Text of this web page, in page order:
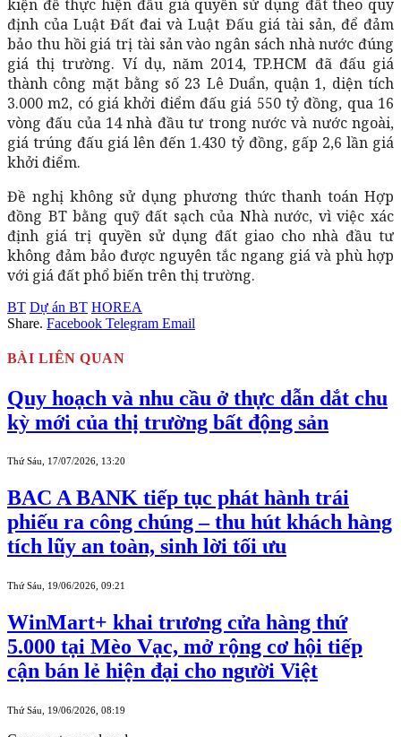
kiện để thực hiện đấu giá quyền sử dụng đất theo quy
định của Luật Đất đai và Luật Đấu giá tài sản, để đảm
bảo thu hồi giá trị tài sản vào ngân sách nhà nước đúng
giá thị trường. Ví dụ, năm 2014, TP.HCM đã đấu giá
thành công mặt bằng số 23 Lê Duẩn, quận 1, diện tích
3.000 m2, có giá khởi điểm đấu giá 550 tỷ đồng, qua 16
vòng đấu của 14 nhà đầu tư trong nước và nước ngoài,
giá trúng đấu giá lên đến 1.430 tỷ đồng, gấp 2,6 lần giá
khởi điểm.
Đề nghị không sử dụng phương thức thanh toán Hợp
đồng BT bằng quỹ đất sạch của Nhà nước, vì việc xác
định giá trị quyền sử dụng đất giao cho nhà đầu tư
không đảm bảo được nguyên tắc ngang giá và phù hợp
với giá đất phổ biến trên thị trường.
BT Dự án BT HOREA
Share. Facebook Telegram Email
BÀI LIÊN QUAN
Quy hoạch và nhu cầu ở thực dẫn dắt chu
kỳ mới của thị trường bất động sản
Thứ Sáu, 17/07/2026, 13:20
BAC A BANK tiếp tục phát hành trái
phiếu ra công chúng – thu hút khách hàng
tích lũy an toàn, sinh lời tối ưu
Thứ Sáu, 19/06/2026, 09:21
WinMart+ khai trương cửa hàng thứ
5.000 tại Mèo Vạc, mở rộng cơ hội tiếp
cận bán lẻ hiện đại cho người Việt
Thứ Sáu, 19/06/2026, 08:19